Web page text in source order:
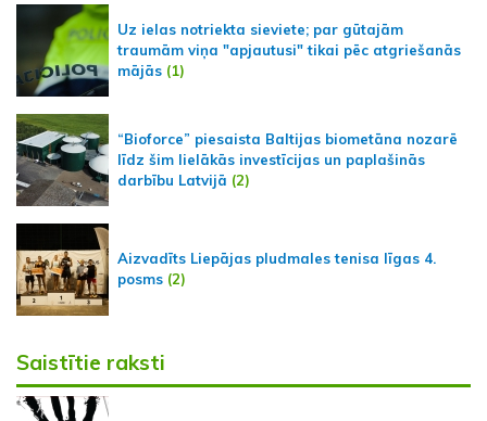
Uz ielas notriekta sieviete; par gūtajām
traumām viņa "apjautusi" tikai pēc atgriešanās
mājās (1)
“Bioforce” piesaista Baltijas biometāna nozarē
līdz šim lielākās investīcijas un paplašinās
darbību Latvijā (2)
Aizvadīts Liepājas pludmales tenisa līgas 4.
posms (2)
Saistītie raksti